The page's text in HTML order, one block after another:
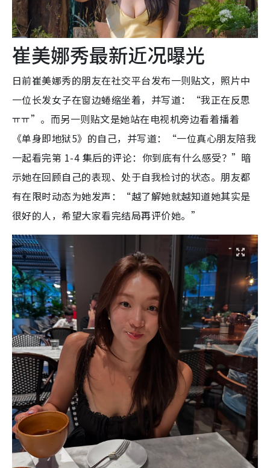
崔美娜秀最新近况曝光
日前崔美娜秀的朋友在社交平台发布一则贴文，照片中
一位长发女子在窗边蜷缩坐着，并写道：“我正在反思
ㅠㅠ”。而另一则贴文是她站在电视机旁边看着播着
《单身即地狱5》的自己，并写道：“一位真心朋友陪我
一起看完第 1-4 集后的评论：你到底有什么感受？”暗
示她在回顾自己的表现、处于自我检讨的状态。朋友都
有在限时动态为她发声：“越了解她就越知道她其实是
很好的人，希望大家看完结局再评价她。”